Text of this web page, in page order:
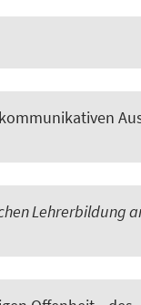
Lehrerbildung